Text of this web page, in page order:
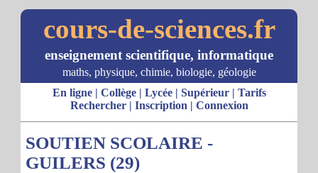
cours-de-sciences.fr
enseignement scientifique, informatique
maths, physique, chimie, biologie, géologie
En ligne| Collège| Lycée| Supérieur| Tarifs
Rechercher| Inscription | Connexion
SOUTIEN SCOLAIRE -
GUILERS (29)